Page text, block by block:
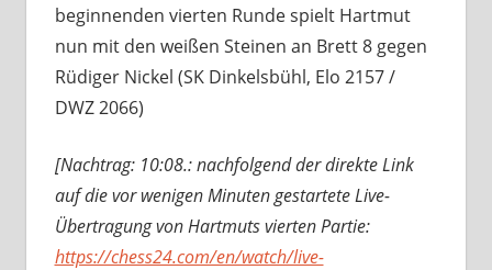
beginnenden vierten Runde spielt Hartmut
nun mit den weißen Steinen an Brett 8 gegen
Rüdiger Nickel (SK Dinkelsbühl, Elo 2157 /
DWZ 2066)
[Nachtrag: 10:08.: nachfolgend der direkte Link
auf die vor wenigen Minuten gestartete Live-
Übertragung von Hartmuts vierten Partie:
https://chess24.com/en/watch/live-